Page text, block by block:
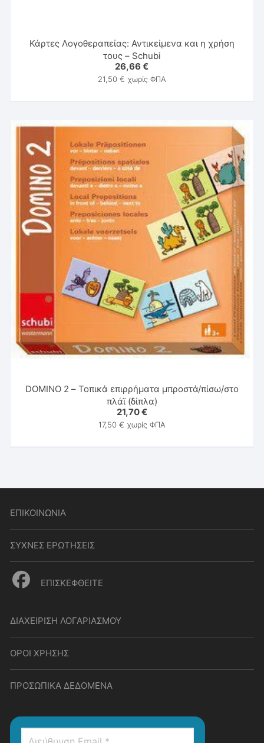
Κάρτες Λογοθεραπείας: Αντικείμενα και η χρήση
τους – Schubi
26,66€
21,50 € χωρίς ΦΠΑ
DOMINO 2 – Τοπικά επιρρήματα μπροστά/πίσω/στο
πλάϊ (δίπλα)
21,70€
17,50 € χωρίς ΦΠΑ
ΕΠΙΚΟΙΝΩΝΙΑ
ΣΥΧΝΕΣ ΕΡΩΤΗΣΕΙΣ
ΕΠΙΣΚΕΦΘΕΙΤΕ
ΔΙΑΧΕΙΡΙΣΗ ΛΟΓΑΡΙΑΣΜΟΥ
ΟΡΟΙ ΧΡΗΣΗΣ
ΠΡΟΣΩΠΙΚΑ ΔΕΔΟΜΕΝΑ